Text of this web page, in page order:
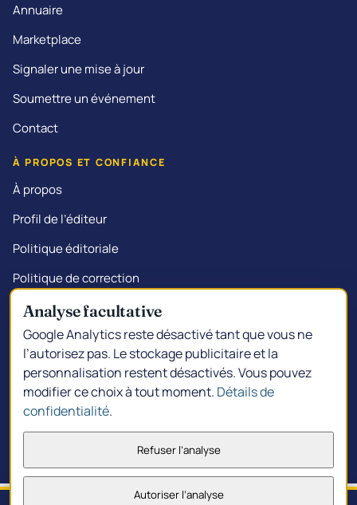
Annuaire
Marketplace
Signaler une mise à jour
Soumettre un événement
Contact
À PROPOS ET CONFIANCE
À propos
Profil de l’éditeur
Politique éditoriale
Politique de correction
Transparence commerciale
© 2026 Kalgoorlie.info. Créé à South Kalgoorlie
Politique de confidentialitéChoix de confidentialité
Conditions d'utilisation
Analyse facultative
Google Analytics reste désactivé tant que vous ne
l’autorisez pas. Le stockage publicitaire et la
personnalisation restent désactivés. Vous pouvez
modifier ce choix à tout moment. Détails de
confidentialité.
Refuser l’analyse
Autoriser l’analyse